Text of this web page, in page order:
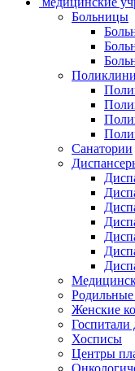
Больницы
Санатории
Женские
Госпитали
Хосписы
Центры